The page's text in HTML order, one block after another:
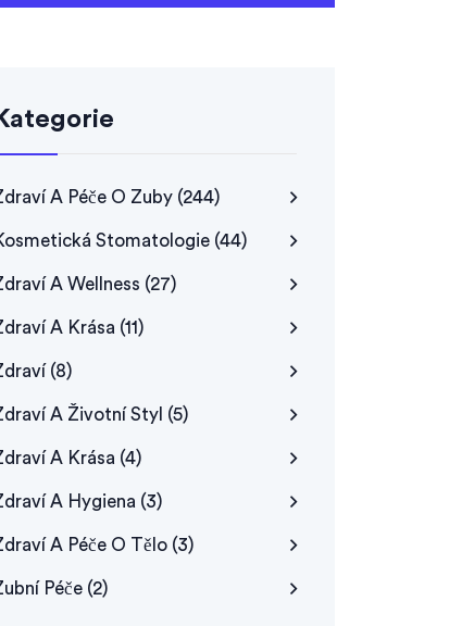
A Péče O Zuby (244)
Stomatologie (44)
A Wellness (27)
A Krása (11)
(8)
A Životní Styl (5)
A Krása (4)
A Hygiena (3)
A Péče O Tělo (3)
Péče (2)